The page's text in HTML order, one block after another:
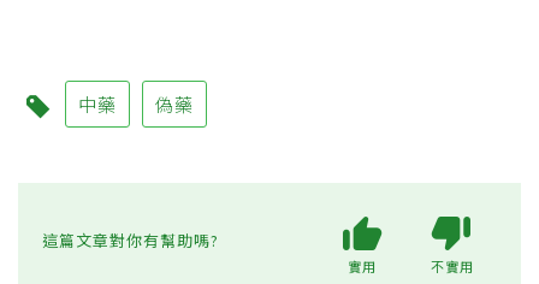
中藥 偽藥
這篇文章對你有幫助嗎?
實用 不實用